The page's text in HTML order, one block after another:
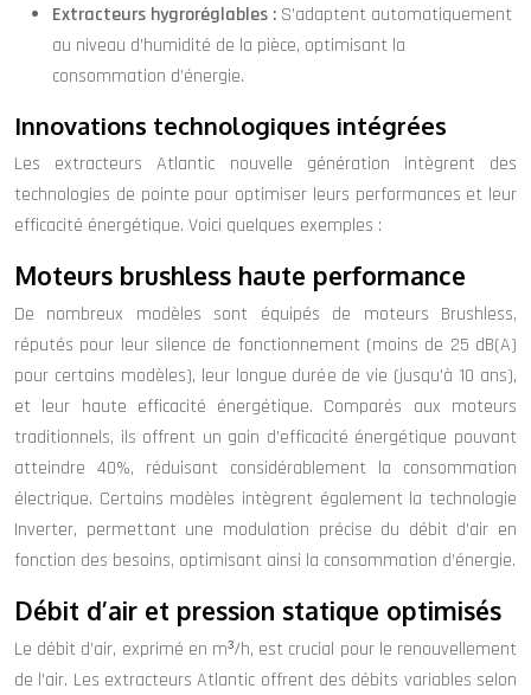
Extracteurs hygroréglables : S’adaptent automatiquement
au niveau d’humidité de la pièce, optimisant la
consommation d’énergie.
Innovations technologiques intégrées
Les extracteurs Atlantic nouvelle génération intègrent des
technologies de pointe pour optimiser leurs performances et leur
efficacité énergétique. Voici quelques exemples :
Moteurs brushless haute performance
De nombreux modèles sont équipés de moteurs Brushless,
réputés pour leur silence de fonctionnement (moins de 25 dB(A)
pour certains modèles), leur longue durée de vie (jusqu’à 10 ans),
et leur haute efficacité énergétique. Comparés aux moteurs
traditionnels, ils offrent un gain d’efficacité énergétique pouvant
atteindre 40%, réduisant considérablement la consommation
électrique. Certains modèles intègrent également la technologie
Inverter, permettant une modulation précise du débit d’air en
fonction des besoins, optimisant ainsi la consommation d’énergie.
Débit d’air et pression statique optimisés
Le débit d’air, exprimé en m³/h, est crucial pour le renouvellement
de l’air. Les extracteurs Atlantic offrent des débits variables selon